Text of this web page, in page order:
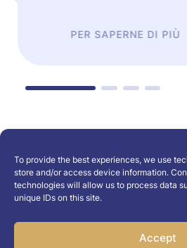
To provide the best experiences, we use
store and/or access device information.
technologies will allow us to process data
unique IDs on this site.
Accept
PER SAPERNE DI PIÙ
LEVANTINO
Le migliori